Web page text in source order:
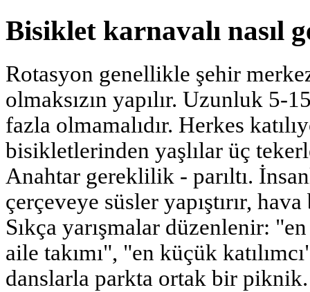
Bisiklet karnavalı nasıl
Rotasyon genellikle şehir
olmaksızın yapılır. Uzunluk 5-
fazla olmamalıdır. Herkes
bisikletlerinden yaşlılar üç
Anahtar gereklilik - parıltı.
çerçeveye süsler yapıştırır,
Sıkça yarışmalar düzenlenir:
aile takımı", "en küçük
danslarla parkta ortak bir piknik.